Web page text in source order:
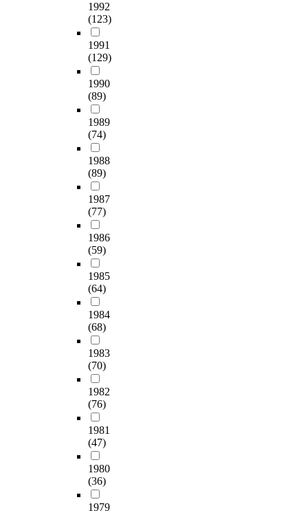
1992
(123)
1991
(129)
1990
(89)
1989
(74)
1988
(89)
1987
(77)
1986
(59)
1985
(64)
1984
(68)
1983
(70)
1982
(76)
1981
(47)
1980
(36)
1979